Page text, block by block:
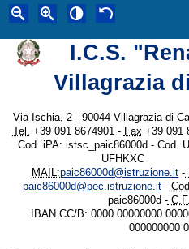
I.C.S.
Villagrazia
Via Ischia, 2 - 90044 Villagrazia di
Tel.
+39 091 8674901 - Fax +39 091
Cod. iPA: istsc_paic86000d - Cod.
UFHKXC
MAIL:paic86000d@istruzione.it -
paic86000d@pec.istruzione.it -
paic86000d -C.F.
IBAN CC/B: 0000 00000000
000000000